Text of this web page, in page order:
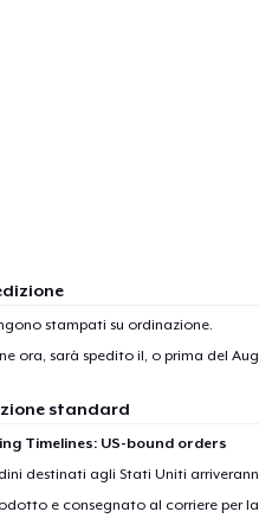
stampati su ordinazione.
ora, sarà spedito il, o prima del
standard
Timelines: US-bound orders
destinati agli Stati Uniti
e consegnato al corriere per